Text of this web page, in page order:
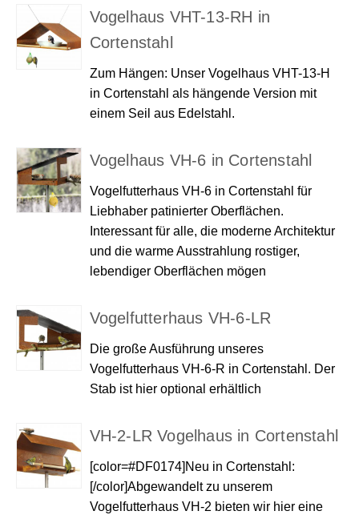
Vogelhaus VHT-13-RH in
Cortenstahl
Zum Hängen: Unser Vogelhaus VHT-13-H
in Cortenstahl als hängende Version mit
einem Seil aus Edelstahl.
Vogelhaus VH-6 in Cortenstahl
Vogelfutterhaus VH-6 in Cortenstahl für
Liebhaber patinierter Oberflächen.
Interessant für alle, die moderne Architektur
und die warme Ausstrahlung rostiger,
lebendiger Oberflächen mögen
Vogelfutterhaus VH-6-LR
Die große Ausführung unseres
Vogelfutterhaus VH-6-R in Cortenstahl. Der
Stab ist hier optional erhältlich
VH-2-LR Vogelhaus in Cortenstahl
[color=#DF0174]Neu in Cortenstahl:
[/color]Abgewandelt zu unserem
Vogelfutterhaus VH-2 bieten wir hier eine